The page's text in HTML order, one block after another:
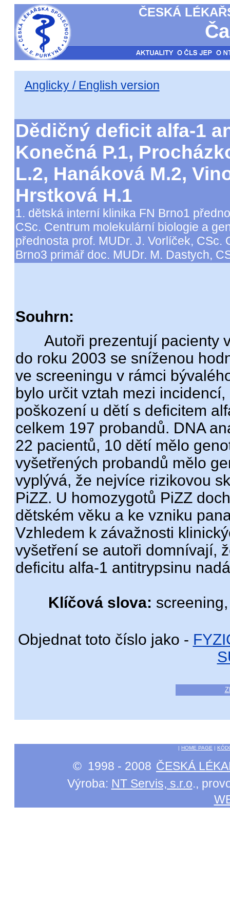
ČESKÁ
Anglicky / English version
Dědičný deficit alfa-1
Konečná P.1,
L.2, Hanáková M.2,
Hrstková H.1
1. dětská interní klinika FN Brno1
CSc. Centrum molekulární biologie a
přednosta prof. MUDr. J. Vorlíček, CSc.
Brno3 primář doc. MUDr. M. Dastych,
Souhrn:
Autoři prezentují pacienty
do roku 2003 se sníženou
ve screeningu v rámci
bylo určit vztah mezi
poškození u dětí s deficitem
celkem 197 probandů. DNA
22 pacientů, 10 dětí mělo
vyšetřených probandů mělo
vyplývá, že nejvíce rizikovou
PiZZ. U homozygotů PiZZ
dětském věku a ke vzniku
Vzhledem k závažnosti
vyšetření se autoři domnívají,
deficitu alfa-1 antitrypsinu
Klíčová slova:
Objednat toto číslo jako -
| HOME PAGE |
© 1998 - 2008 ČESKÁ
Výroba: NT Servis, s.r.o.,